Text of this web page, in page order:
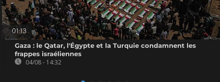
01:13
Gaza : le Qatar, l'Égypte et la Turquie condamnent les
frappes israéliennes
04/08 - 14:32